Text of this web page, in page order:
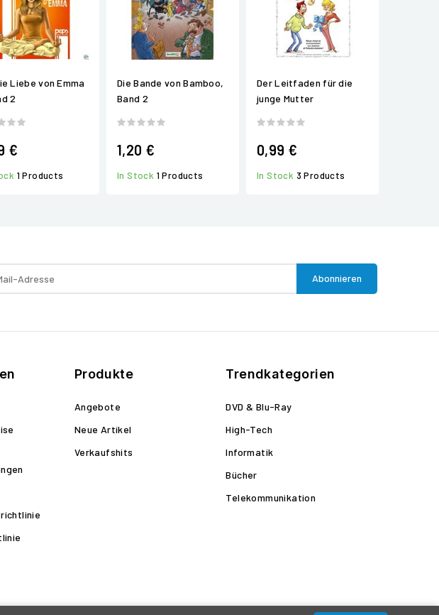
Liebe von Emma
2
€
1 Products
Die Bande von Bamboo,
Band 2
1,20 €
In Stock 1 Products
Der Leitfaden für die
junge Mutter
0,99 €
In Stock 3 Products
Produkte
Angebote
Neue Artikel
Verkaufshits
Trendkategorien
DVD & Blu-Ray
High-Tech
Informatik
Bücher
Telekommunikation